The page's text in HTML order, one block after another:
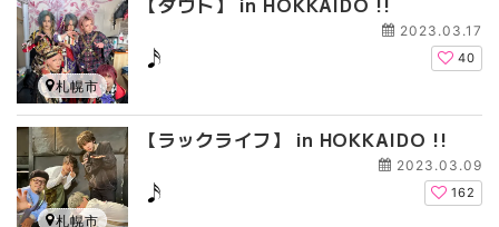
2023.03.17
40
札幌市
【ラックライフ】 in HOKKAIDO !!
2023.03.09
162
札幌市